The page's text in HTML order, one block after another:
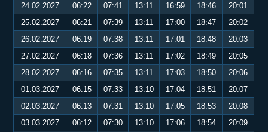
24.02.2027
06:22 07:41 13:11 16:59 18:46
20:01
25.02.2027
06:21 07:39 13:11 17:00 18:47
20:02
26.02.2027
06:19 07:38 13:11 17:01 18:48
20:03
27.02.2027
06:18 07:36 13:11 17:02 18:49
20:05
28.02.2027
06:16 07:35 13:11 17:03 18:50
20:06
01.03.2027
06:15 07:33 13:10 17:04 18:51
20:07
02.03.2027
06:13 07:31 13:10 17:05 18:53
20:08
03.03.2027
06:12 07:30 13:10 17:06 18:54
20:09